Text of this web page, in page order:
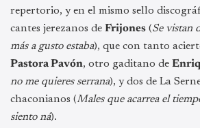
repertorio, y en el mismo sello
cantes jerezanos de Frijones (Se vistan
más a gusto estaba), que con tanto
Pastora Pavón, otro gaditano de
no me quieres serrana), y dos de La
chaconianos (Males que acarrea el
siento ná).